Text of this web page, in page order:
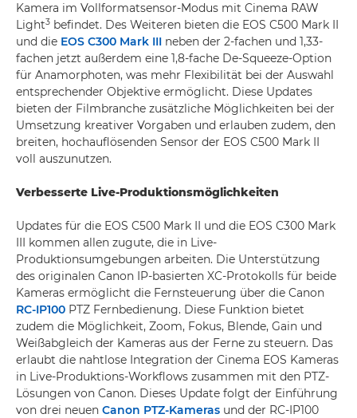
Kamera im Vollformatsensor-Modus mit Cinema RAW
Light3 befindet. Des Weiteren bieten die EOS C500 Mark II
und die EOS C300 Mark III neben der 2-fachen und 1,33-
fachen jetzt außerdem eine 1,8-fache De-Squeeze-Option
für Anamorphoten, was mehr Flexibilität bei der Auswahl
entsprechender Objektive ermöglicht. Diese Updates
bieten der Filmbranche zusätzliche Möglichkeiten bei der
Umsetzung kreativer Vorgaben und erlauben zudem, den
breiten, hochauflösenden Sensor der EOS C500 Mark II
voll auszunutzen.
Verbesserte Live-Produktionsmöglichkeiten
Updates für die EOS C500 Mark II und die EOS C300 Mark
III kommen allen zugute, die in Live-
Produktionsumgebungen arbeiten. Die Unterstützung
des originalen Canon IP-basierten XC-Protokolls für beide
Kameras ermöglicht die Fernsteuerung über die Canon
RC-IP100 PTZ Fernbedienung. Diese Funktion bietet
zudem die Möglichkeit, Zoom, Fokus, Blende, Gain und
Weißabgleich der Kameras aus der Ferne zu steuern. Das
erlaubt die nahtlose Integration der Cinema EOS Kameras
in Live-Produktions-Workflows zusammen mit den PTZ-
Lösungen von Canon. Dieses Update folgt der Einführung
von drei neuen Canon PTZ-Kameras und der RC-IP100